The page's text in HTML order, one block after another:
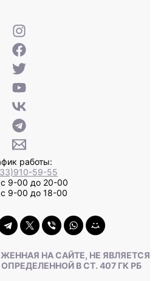
работы:
59-55
9-00 до 20-00
9-00 до 18-00
НА САЙТЕ, НЕ ЯВЛЯЕТСЯ
В СТ. 407 ГК РБ